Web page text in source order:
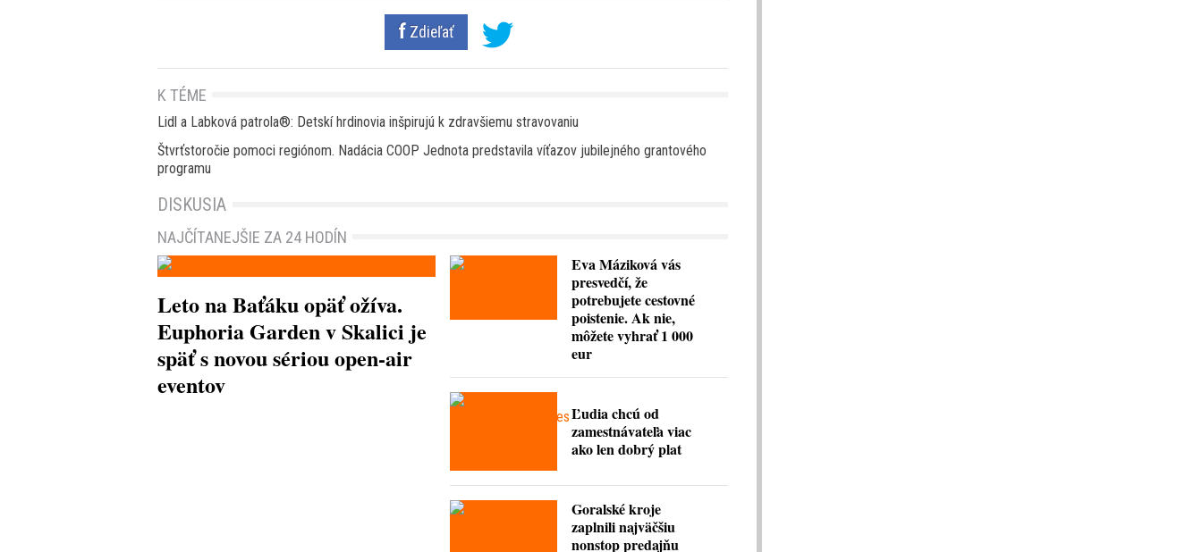
Zdieľať
K TÉME
Lidl a Labková patrola®: Detskí hrdinovia inšpirujú k zdravšiemu stravovaniu
Štvrťstoročie pomoci regiónom. Nadácia COOP Jednota predstavila víťazov jubilejného grantového
programu
DISKUSIA
NAJČÍTANEJŠIE ZA 24 HODÍN
Leto na Baťáku opäť ožíva.
Euphoria Garden v Skalici je
späť s novou sériou open-air
eventov
Eva Máziková vás
presvedčí, že
potrebujete cestovné
poistenie. Ak nie,
môžete vyhrať 1 000
eur
Ľudia chcú od
zamestnávateľa viac
ako len dobrý plat
Goralské kroje
zaplnili najväčšiu
nonstop predajňu